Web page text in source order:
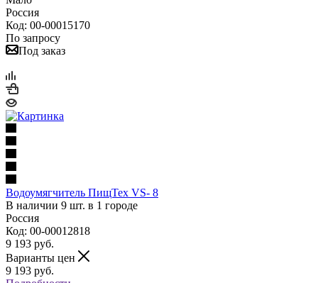
Россия
Код: 00-00015170
По запросу
Под заказ
Водоумягчитель ПищТех VS- 8
В наличии 9 шт. в 1 городе
Россия
Код: 00-00012818
9 193 руб.
Варианты цен
9 193 руб.